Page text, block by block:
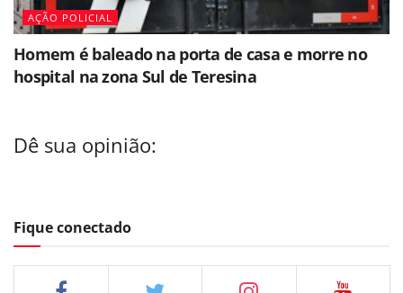
AÇÃO POLICIAL
Homem é baleado na porta de casa e morre no
hospital na zona Sul de Teresina
Dê sua opinião:
Fique conectado